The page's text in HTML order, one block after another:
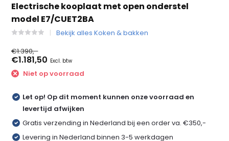
Electrische kooplaat met open onderstel
model E7/CUET2BA
Bekijk alles Koken & bakken
€1.390,-
€1.181,50 Excl. btw
Niet op voorraad
Let op! Op dit moment kunnen onze voorraad en
levertijd afwijken
Gratis verzending in Nederland bij een order va. €350,-
Levering in Nederland binnen 3-5 werkdagen